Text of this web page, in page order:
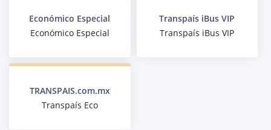
Económico Especial
Económico Especial
Transpaís iBus VIP
Transpaís iBus VIP
TRANSPAIS.com.mx
Transpaís Eco